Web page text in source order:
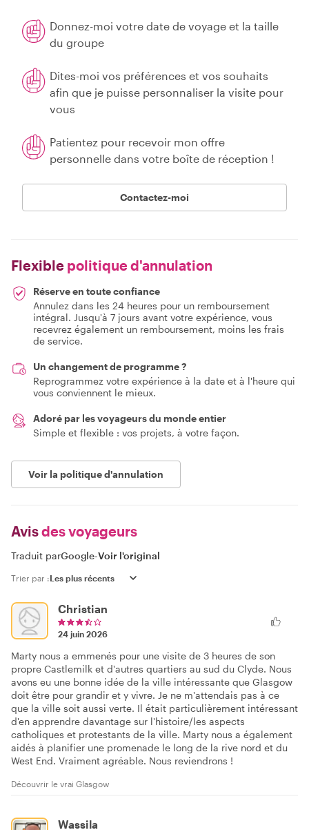
Donnez-moi votre date de voyage et la taille
du groupe
Dites-moi vos préférences et vos souhaits
afin que je puisse personnaliser la visite pour
vous
Patientez pour recevoir mon offre
personnelle dans votre boîte de réception !
Contactez-moi
Flexible politique d'annulation
Réserve en toute confiance
Annulez dans les 24 heures pour un remboursement
intégral. Jusqu'à 7 jours avant votre expérience, vous
recevrez également un remboursement, moins les frais
de service.
Un changement de programme ?
Reprogrammez votre expérience à la date et à l'heure qui
vous conviennent le mieux.
Adoré par les voyageurs du monde entier
Simple et flexible : vos projets, à votre façon.
Voir la politique d'annulation
Avisdes voyageurs
Traduit parGoogle-Voir l'original
Trier par :
Christian
24 juin 2026
Marty nous a emmenés pour une visite de 3 heures de son
propre Castlemilk et d'autres quartiers au sud du Clyde. Nous
avons eu une bonne idée de la ville intéressante que Glasgow
doit être pour grandir et y vivre. Je ne m'attendais pas à ce
que la ville soit aussi verte. Il était particulièrement intéressant
d'en apprendre davantage sur l'histoire/les aspects
catholiques et protestants de la ville. Marty nous a également
aidés à planifier une promenade le long de la rive nord et du
West End. Vraiment agréable. Nous reviendrons !
Découvrir le vrai Glasgow
Wassila